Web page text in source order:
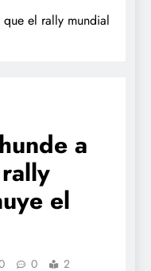
el rally mundial
a
el
0
2